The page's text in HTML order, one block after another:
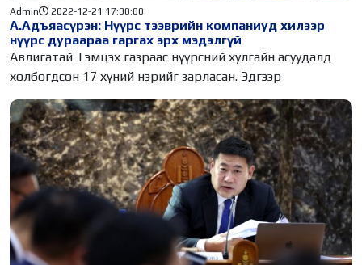
А.Адъяасүрэн: Нүүрс тээврийн компаниуд хилээр
нүүрс дураараа гаргах эрх мэдэлгүй
Admin 2022-12-21 17:30:00
Авлигатай Тэмцэх газраас нүүрсний хулгайн асуудалд
холбогдсон 17 хүний нэрийг зарласан. Эдгээр